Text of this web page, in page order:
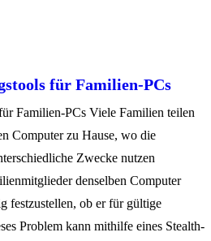
für Familien-PCs
Familien-PCs Viele Familien teilen
Computer zu Hause, wo die
Zwecke nutzen
denselben Computer
festzustellen, ob er für gültige
Problem kann mithilfe eines Stealth-